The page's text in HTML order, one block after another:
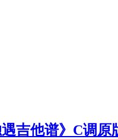
吉他谱》C调原